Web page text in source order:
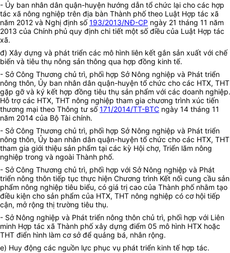
- Ủy ban nhân dân quận-huyện hướng dẫn tổ chức lại cho các hợp
tác xã nông nghiệp trên địa bàn Thành phố theo Luật Hợp tác xã
năm 2012 và Nghị định số193/2013/NĐ-CP ngày 21 tháng 11 năm
2013 của Chính phủ quy định chi tiết một số điều của Luật Hợp tác
xã.
đ) Xây dựng và phát triển các mô hình liên kết gắn sản xuất với chế
biến và tiêu thụ nông sản thông qua hợp đồng kinh tế.
- Sở Công Thương chủ trì, phối hợp Sở Nông nghiệp và Phát triển
nông thôn, Ủy ban nhân dân quận-huyện tổ chức cho các HTX, THT
gặp gỡ và ký kết hợp đồng tiêu thụ sản phẩm với các doanh nghiệp.
Hỗ trợ các HTX, THT nông nghiệp tham gia chương trình xúc tiến
thương mại theo Thông tư số171/2014/TT-BTC ngày 14 tháng 11
năm 2014 của Bộ Tài chính.
- Sở Công Thương chủ trì, phối hợp Sở Nông nghiệp và Phát triển
nông thôn, Ủy ban nhân dân quận-huyện tổ chức cho các HTX, THT
tham gia giới thiệu sản phẩm tại các kỳ Hội chợ, Triển lãm nông
nghiệp trong và ngoài Thành phố.
- Sở Công Thương chủ trì, phối hợp với Sở Nông nghiệp và Phát
triển nông thôn tiếp tục thực hiện Chương trình Kết nối cung cầu sản
phẩm nông nghiệp tiêu biểu, có giá trị cao của Thành phố nhằm tạo
điều kiện cho sản phẩm của HTX, THT nông nghiệp có cơ hội tiếp
cận, mở rộng thị trường tiêu thụ.
- Sở Nông nghiệp và Phát triển nông thôn chủ trì, phối hợp với Liên
minh Hợp tác xã Thành phố xây dựng điểm 05 mô hình HTX hoặc
THT điển hình làm cơ sở để quảng bá, nhân rộng.
e) Huy động các nguồn lực phục vụ phát triển kinh tế hợp tác.